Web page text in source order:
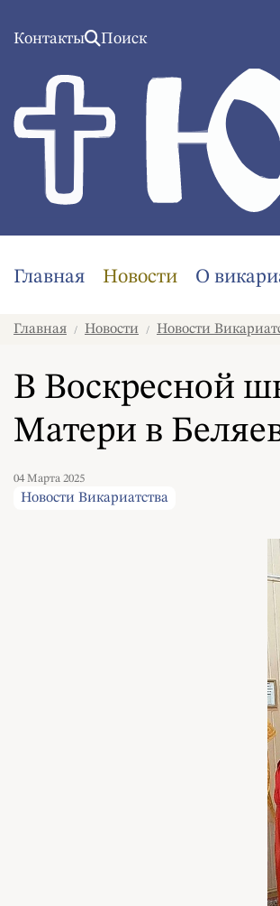
Контакты Поиск
Главная Новости О
Главная / Новости / Новости
В Воскресной
Матери в
04 Марта 2025
Новости Викариатства